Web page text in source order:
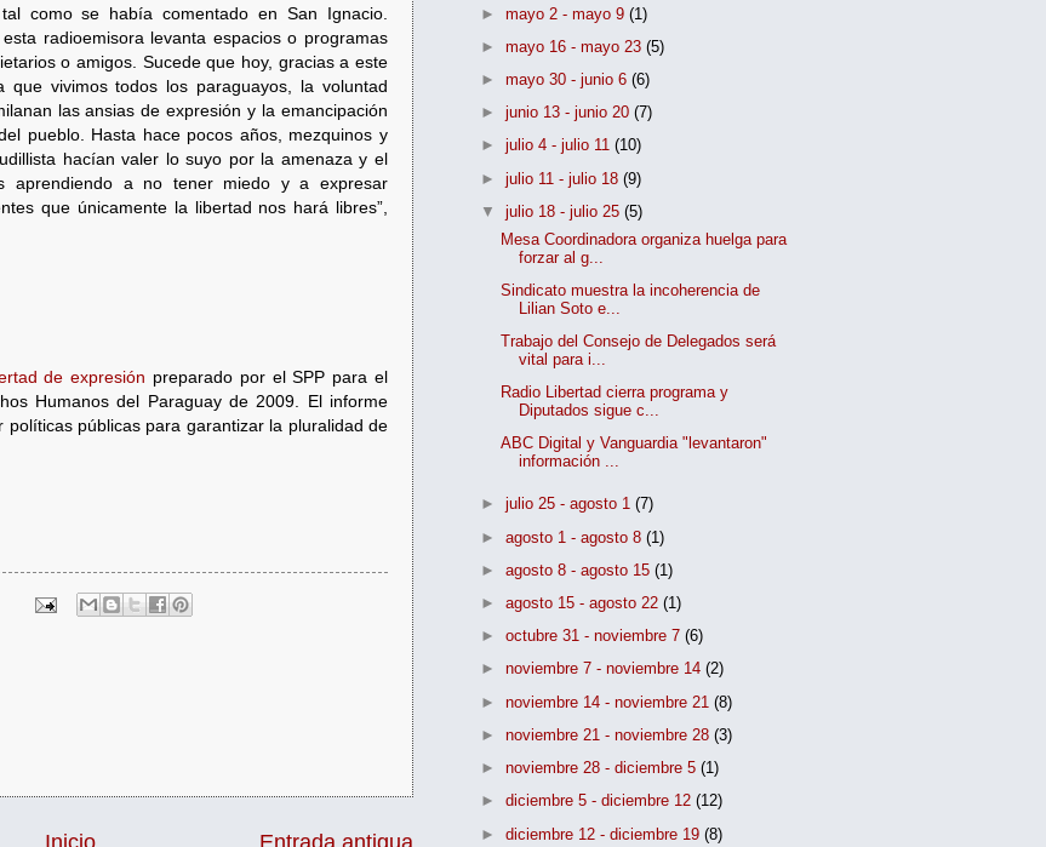
como se había comentado en San Ignacio.
radioemisora levanta espacios o programas
o amigos. Sucede que hoy, gracias a este
que vivimos todos los paraguayos, la voluntad
las ansias de expresión y la emancipación
pueblo. Hasta hace pocos años, mezquinos y
hacían valer lo suyo por la amenaza y el
aprendiendo a no tener miedo y a expresar
que únicamente la libertad nos hará libres”,
de expresión preparado por el SPP para el
Humanos del Paraguay de 2009. El informe
políticas públicas para garantizar la pluralidad de
Entrada antigua
Inicio
►mayo 2 - mayo 9(1)
►mayo 16 - mayo 23(5)
►mayo 30 - junio 6(6)
►junio 13 - junio 20(7)
►julio 4 - julio 11(10)
►julio 11 - julio 18(9)
▼julio 18 - julio 25(5)
Mesa Coordinadora organiza huelga para
forzar al g...
Sindicato muestra la incoherencia de
Lilian Soto e...
Trabajo del Consejo de Delegados será
vital para i...
Radio Libertad cierra programa y
Diputados sigue c...
ABC Digital y Vanguardia "levantaron"
información ...
►julio 25 - agosto 1(7)
►agosto 1 - agosto 8(1)
►agosto 8 - agosto 15(1)
►agosto 15 - agosto 22(1)
►octubre 31 - noviembre 7(6)
►noviembre 7 - noviembre 14(2)
►noviembre 14 - noviembre 21(8)
►noviembre 21 - noviembre 28(3)
►noviembre 28 - diciembre 5(1)
►diciembre 5 - diciembre 12(12)
►diciembre 12 - diciembre 19(8)